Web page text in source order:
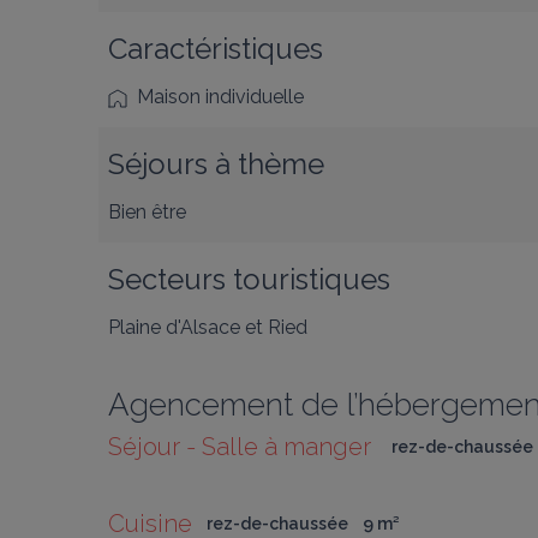
Caractéristiques
Maison individuelle
Séjours à thème
Bien être
Secteurs touristiques
Plaine d'Alsace et Ried
Agencement de
Séjour - Salle à manger rez-de-chaussée
Cuisine rez-de-chaussée 9 m²